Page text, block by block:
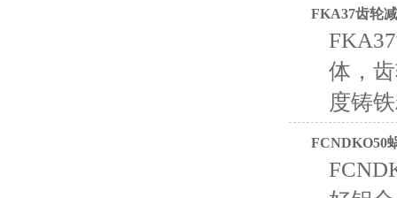
FKA37齿轮
体，
度铸
FCNDKO50